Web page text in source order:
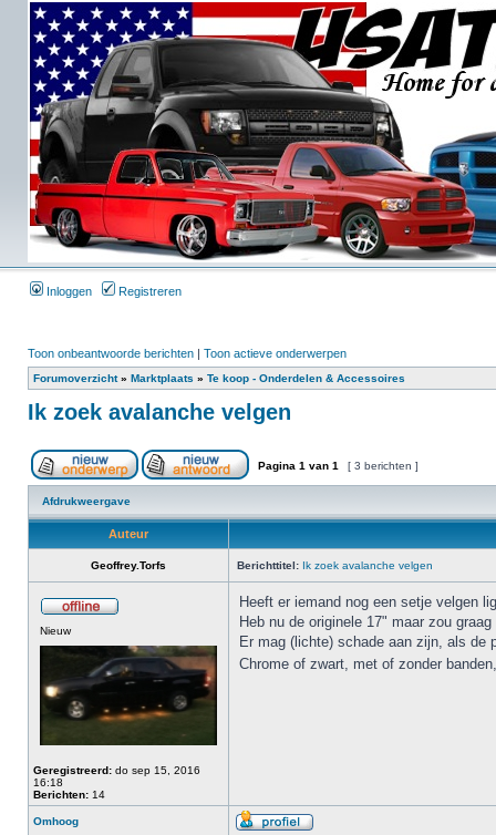
Inloggen Registreren
Toon onbeantwoorde berichten | Toon actieve onderwerpen
Forumoverzicht» Marktplaats » Te koop - Onderdelen & Accessoires
Ik zoek avalanche velgen
Pagina 1 van 1 [ 3 berichten ]
Afdrukweergave
Auteur
Geoffrey.Torfs Berichttitel: Ik zoek avalanche velgen
Nieuw
Geregistreerd: do sep 15, 2016
16:18
Berichten: 14
Heeft er iemand nog een setje velgen
Heb nu de originele 17" maar zou
Er mag (lichte) schade aan zijn, als de
Chrome of zwart, met of zonder
Omhoog